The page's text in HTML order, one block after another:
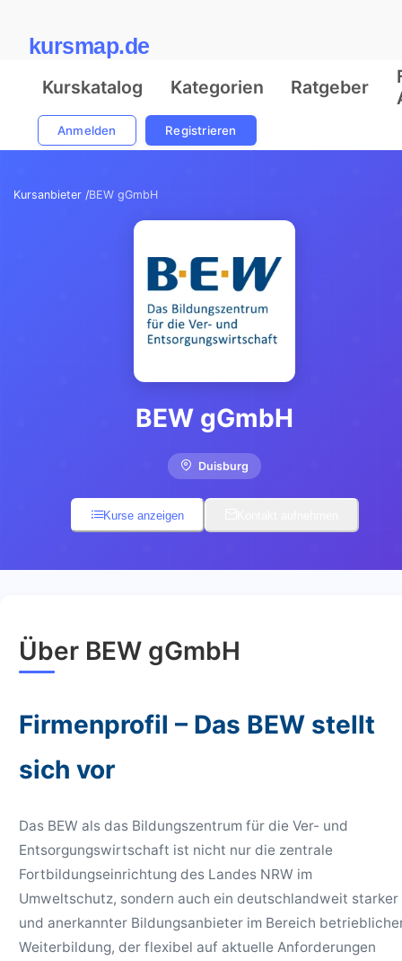
kursmap.de
Kurskatalog Kategorien Ratgeber
Anmelden Registrieren
Kursanbieter /BEW gGmbH
BEW gGmbH
Duisburg
Kurse anzeigen
Über BEW gGmbH
Firmenprofil – Das BEW stellt
sich vor
Das BEW als das Bildungszentrum für die Ver- und
Entsorgungswirtschaft ist nicht nur die zentrale
Fortbildungseinrichtung des Landes NRW im
Umweltschutz, sondern auch ein deutschlandweit starker
und anerkannter Bildungsanbieter im Bereich
Weiterbildung, der flexibel auf aktuelle Anforderungen